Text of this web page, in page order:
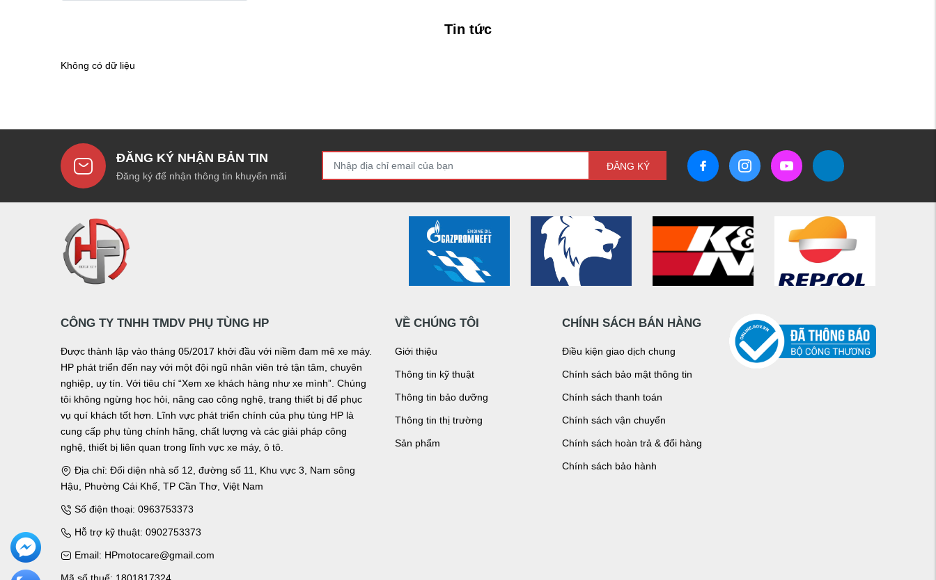
Tin tức
Không có dữ liệu
ĐĂNG KÝ NHẬN BẢN TIN
Đăng ký để nhận thông tin khuyến mãi
ĐĂNG KÝ
CÔNG TY TNHH TMDV PHỤ TÙNG HP
Được thành lập vào tháng 05/2017 khởi đầu với niềm đam mê xe máy.
HP phát triển đến nay với một đội ngũ nhân viên trẻ tận tâm, chuyên
nghiệp, uy tín. Với tiêu chí “Xem xe khách hàng như xe mình”. Chúng
tôi không ngừng học hỏi, nâng cao công nghệ, trang thiết bị để phục
vụ quí khách tốt hơn. Lĩnh vực phát triển chính của phụ tùng HP là
cung cấp phụ tùng chính hãng, chất lượng và các giải pháp công
nghệ, thiết bị liên quan trong lĩnh vực xe máy, ô tô.
Địa chỉ: Đối diện nhà số 12, đường số 11, Khu vực 3, Nam sông
Hậu, Phường Cái Khế, TP Cần Thơ, Việt Nam
Số điện thoại: 0963753373
Hỗ trợ kỹ thuật: 0902753373
Email: HPmotocare@gmail.com
Mã số thuế: 1801817324
VỀ CHÚNG TÔI
Giới thiệu
Thông tin kỹ thuật
Thông tin bảo dưỡng
Thông tin thị trường
Sản phẩm
CHÍNH SÁCH BÁN HÀNG
Điều kiện giao dịch chung
Chính sách bảo mật thông tin
Chính sách thanh toán
Chính sách vận chuyển
Chính sách hoàn trả & đổi hàng
Chính sách bảo hành